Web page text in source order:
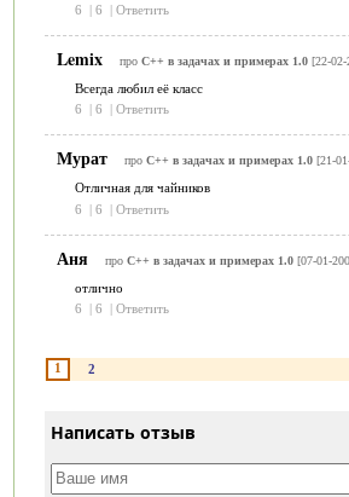
6
| 6 | Ответить
Lemix про C++ в задачах и примерах 1.0[22-02-
Всегда любил её класс
6
| 6 | Ответить
Мурат про C++ в задачах и примерах 1.0[21-
Отличная для чайников
6
| 6 | Ответить
Аня про C++ в задачах и примерах 1.0[07-01-
отлично
6
| 6 | Ответить
1 2
Написать отзыв